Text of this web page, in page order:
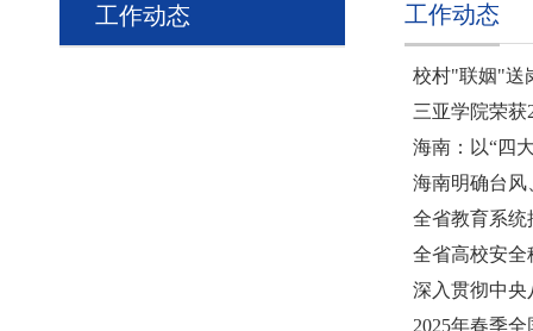
工作动态 工作动态
校村"联姻"送
三亚学院荣获
海南：以“四
海南明确台风
全省教育系统
全省高校安全
深入贯彻中央
2025年春季